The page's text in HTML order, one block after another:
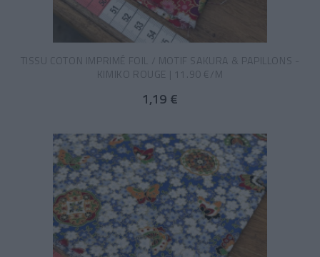
TISSU COTON IMPRIMÉ FOIL / MOTIF SAKURA & PAPILLONS -
KIMIKO ROUGE | 11.90 €/M
1,19 €